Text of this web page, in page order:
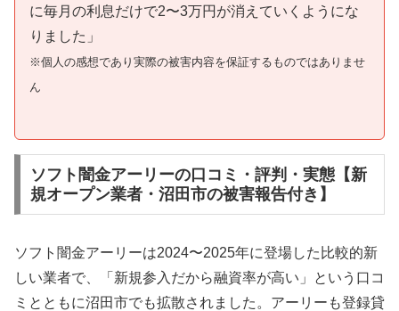
に毎月の利息だけで2〜3万円が消えていくようにな
りました」
※個人の感想であり実際の被害内容を保証するものではありませ
ん
ソフト闇金アーリーの口コミ・評判・実態【新
規オープン業者・沼田市の被害報告付き】
ソフト闇金アーリーは2024〜2025年に登場した比較的新
しい業者で、「新規参入だから融資率が高い」という口コ
ミとともに沼田市でも拡散されました。アーリーも登録貸